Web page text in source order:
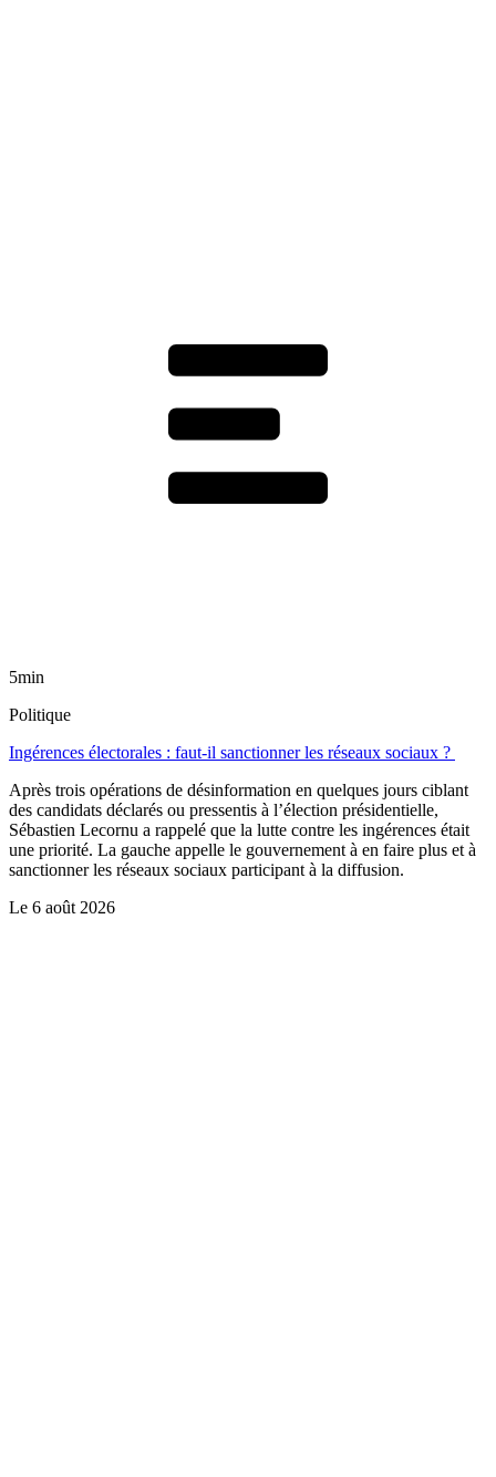
5min
Politique
Ingérences électorales : faut-il sanctionner les réseaux sociaux ?
Après trois opérations de désinformation en quelques jours ciblant
des candidats déclarés ou pressentis à l’élection présidentielle,
Sébastien Lecornu a rappelé que la lutte contre les ingérences était
une priorité. La gauche appelle le gouvernement à en faire plus et à
sanctionner les réseaux sociaux participant à la diffusion.
Le 6 août 2026